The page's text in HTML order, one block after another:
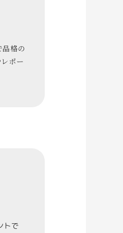
格の
ポー
トで